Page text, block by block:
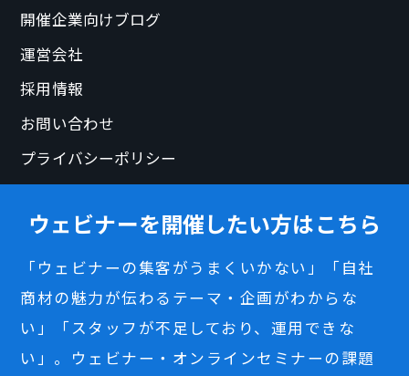
開催企業向けブログ
運営会社
採用情報
お問い合わせ
プライバシーポリシー
ウェビナーを開催したい方はこちら
「ウェビナーの集客がうまくいかない」「自社
商材の魅力が伝わるテーマ・企画がわからな
い」「スタッフが不足しており、運用できな
い」。ウェビナー・オンラインセミナーの課題